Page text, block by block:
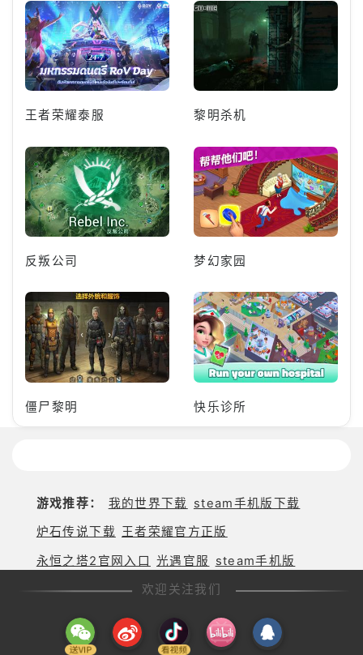
王者荣耀泰服 黎明杀机
反叛公司 梦幻家园
僵尸黎明 快乐诊所
游戏推荐： 我的世界下载 steam手机版下载
炉石传说下载 王者荣耀官方正版
永恒之塔2官网入口 光遇官服
steam手机版
欢迎关注我们